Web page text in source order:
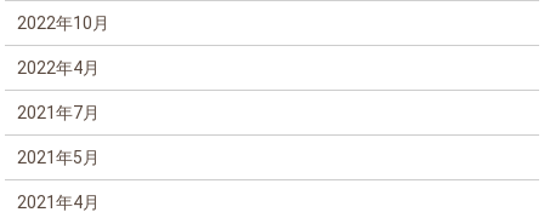
2022年10月
2022年4月
2021年7月
2021年5月
2021年4月